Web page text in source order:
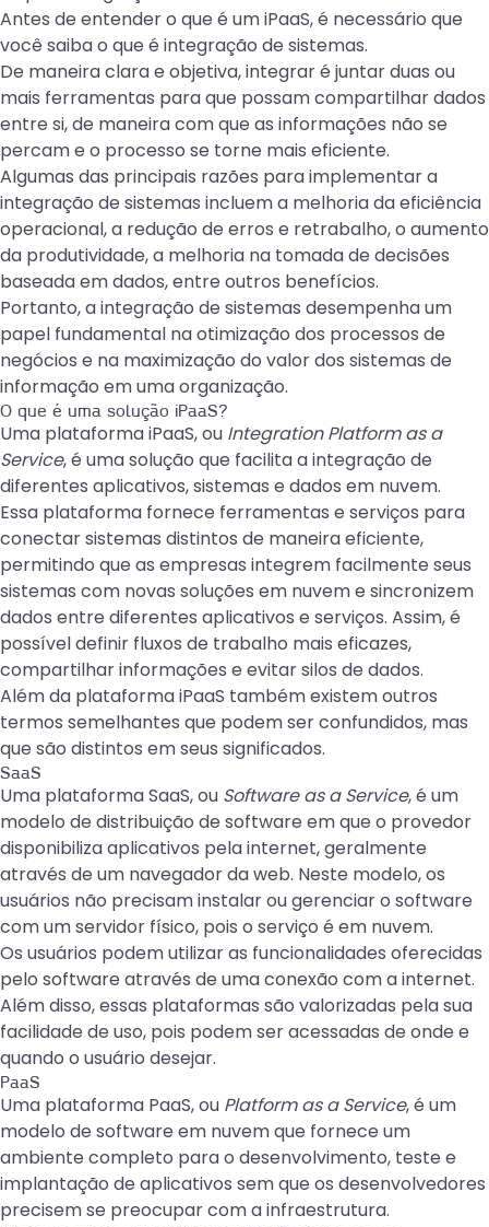
Antes de entender o que é um iPaaS, é necessário que
você saiba o que é integração de sistemas.
De maneira clara e objetiva, integrar é juntar duas ou
mais ferramentas para que possam compartilhar dados
entre si, de maneira com que as informações não se
percam e o processo se torne mais eficiente.
Algumas das principais razões para implementar a
integração de sistemas incluem a melhoria da eficiência
operacional, a redução de erros e retrabalho, o aumento
da produtividade, a melhoria na tomada de decisões
baseada em dados, entre outros benefícios.
Portanto, a integração de sistemas desempenha um
papel fundamental na otimização dos processos de
negócios e na maximização do valor dos sistemas de
informação em uma organização.
O que é uma solução iPaaS?
Uma plataforma iPaaS, ou Integration Platform as a
Service, é uma solução que facilita a integração de
diferentes aplicativos, sistemas e dados em nuvem.
Essa plataforma fornece ferramentas e serviços para
conectar sistemas distintos de maneira eficiente,
permitindo que as empresas integrem facilmente seus
sistemas com novas soluções em nuvem e sincronizem
dados entre diferentes aplicativos e serviços. Assim, é
possível definir fluxos de trabalho mais eficazes,
compartilhar informações e evitar silos de dados.
Além da plataforma iPaaS também existem outros
termos semelhantes que podem ser confundidos, mas
que são distintos em seus significados.
SaaS
Uma plataforma SaaS, ou Software as a Service, é um
modelo de distribuição de software em que o provedor
disponibiliza aplicativos pela internet, geralmente
através de um navegador da web. Neste modelo, os
usuários não precisam instalar ou gerenciar o software
com um servidor físico, pois o serviço é em nuvem.
Os usuários podem utilizar as funcionalidades oferecidas
pelo software através de uma conexão com a internet.
Além disso, essas plataformas são valorizadas pela sua
facilidade de uso, pois podem ser acessadas de onde e
quando o usuário desejar.
PaaS
Uma plataforma PaaS, ou Platform as a Service, é um
modelo de software em nuvem que fornece um
ambiente completo para o desenvolvimento, teste e
implantação de aplicativos sem que os desenvolvedores
precisem se preocupar com a infraestrutura.